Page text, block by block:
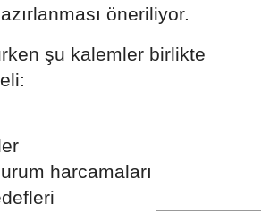
öneriliyor.
şu kalemler birlikte
harcamaları